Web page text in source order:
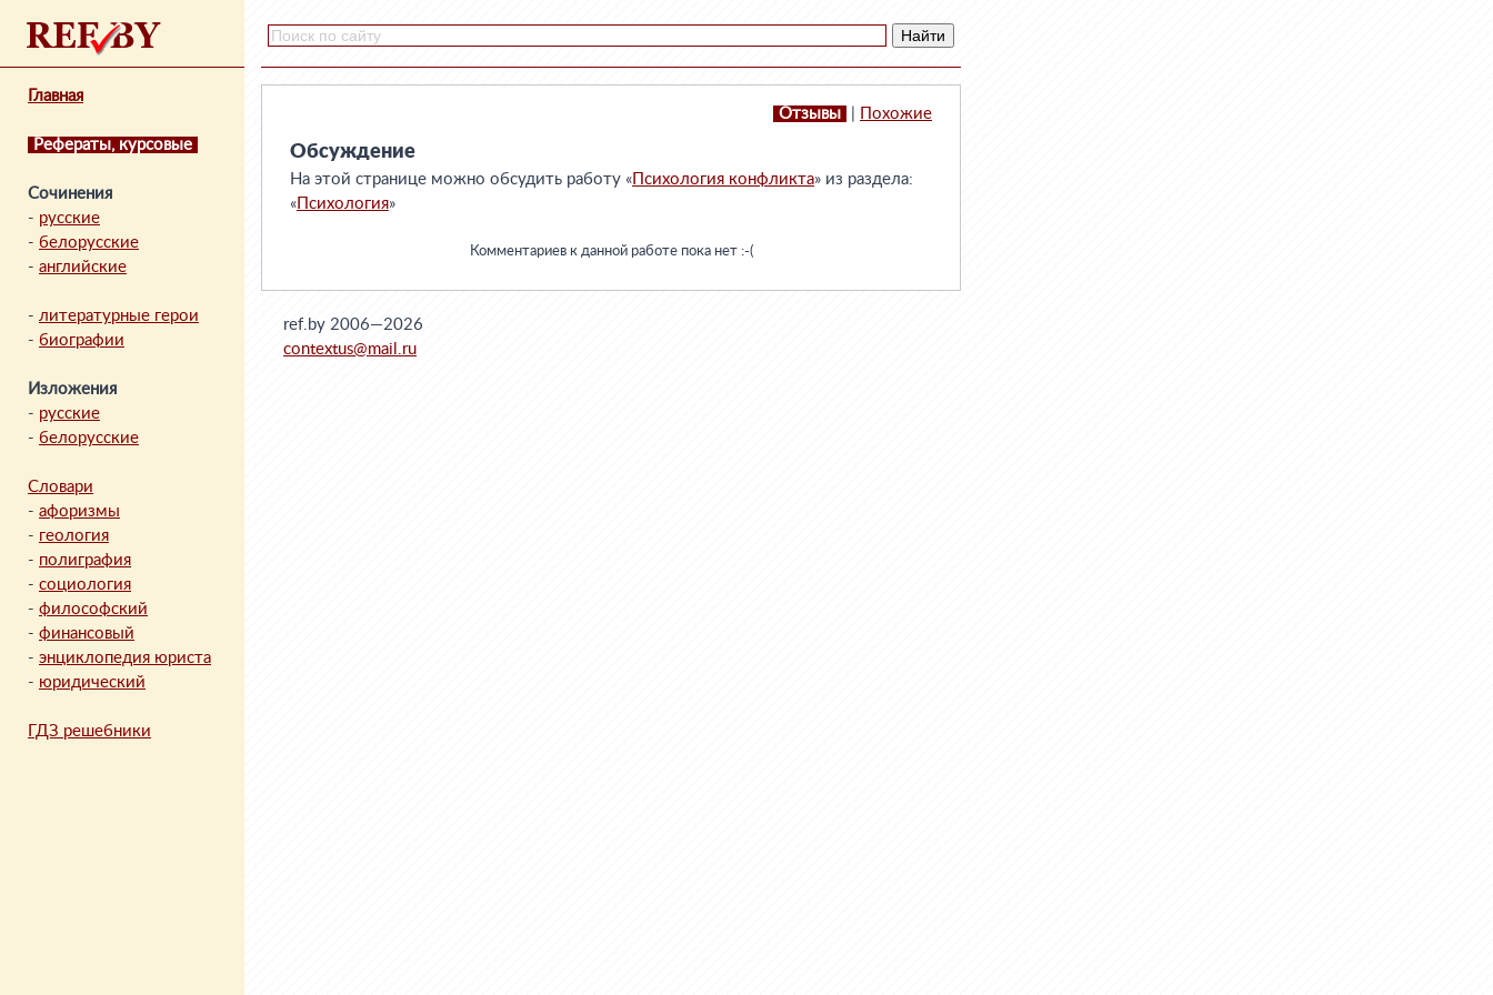
Главная
Рефераты, курсовые
Сочинения
- русские
- белорусские
- английские
- литературные герои
- биографии
Изложения
- русские
- белорусские
Словари
- афоризмы
- геология
- полиграфия
- социология
- философский
- финансовый
- энциклопедия юриста
- юридический
ГДЗ решебники
Отзывы Похожие
Обсуждение
На этой странице можно обсудить работу « Психология конфликта» из раздела:
« Психология»
Комментариев к данной работе пока нет :-(
ref.by 2006—2026
contextus@mail.ru